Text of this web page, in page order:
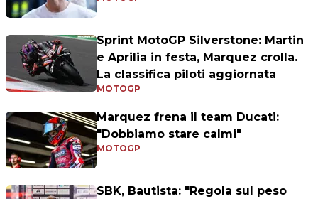
Sprint MotoGP Silverstone: Martin
e Aprilia in festa, Marquez crolla.
La classifica piloti aggiornata
MOTOGP
Marquez frena il team Ducati:
"Dobbiamo stare calmi"
MOTOGP
SBK, Bautista: "Regola sul peso